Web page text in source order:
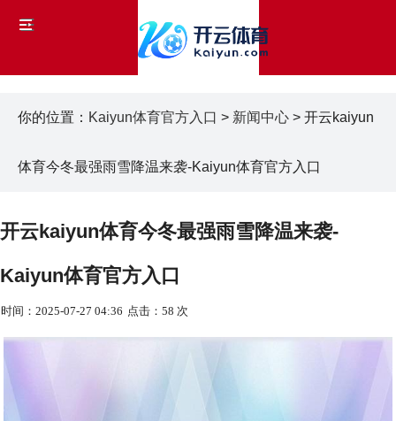
你的位置： Kaiyun体育官方入口 > 新闻中心 > 开云kaiyun
体育今冬最强雨雪降温来袭-Kaiyun体育官方入口
开云kaiyun体育今冬最强雨雪降温来袭-
Kaiyun体育官方入口
时间：2025-07-27 04:36 点击：58 次